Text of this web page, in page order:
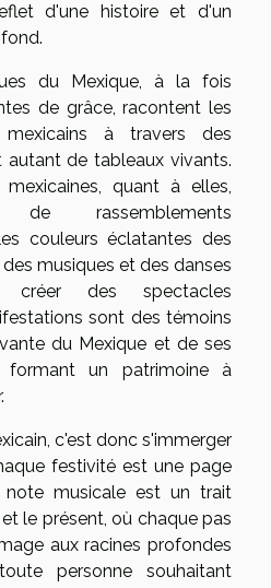
d'une histoire et d'un
du Mexique, à la fois
de grâce, racontent les
à travers des
de tableaux vivants.
quant à elles,
rassemblements
couleurs éclatantes des
musiques et des danses
créer des spectacles
sont des témoins
du Mexique et de ses
formant un patrimoine à
c'est donc s'immerger
festivité est une page
note musicale est un trait
le présent, où chaque pas
aux racines profondes
personne souhaitant